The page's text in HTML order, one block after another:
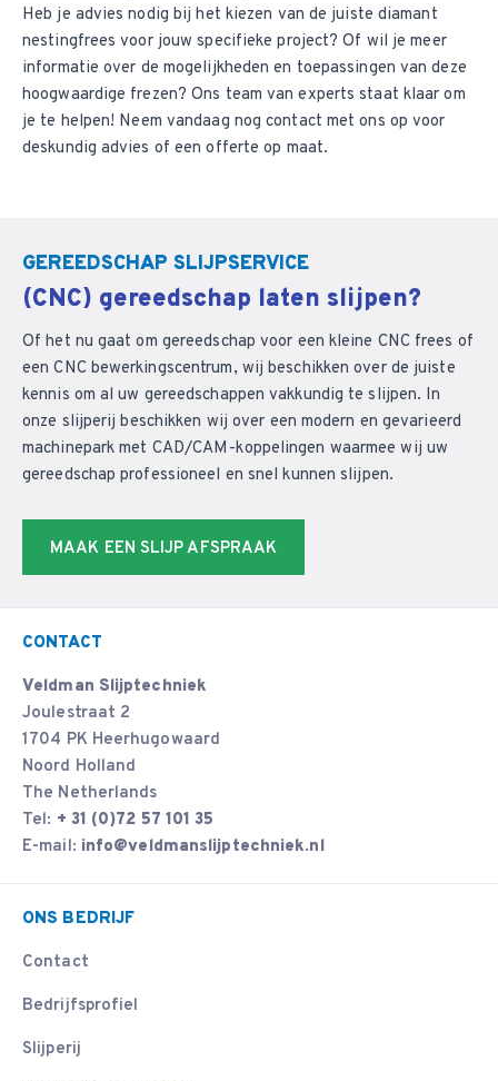
Heb je advies nodig bij het kiezen van de juiste diamant
nestingfrees voor jouw specifieke project? Of wil je meer
informatie over de mogelijkheden en toepassingen van deze
hoogwaardige frezen? Ons team van experts staat klaar om
je te helpen! Neem vandaag nogcontact met ons op voor
deskundig advies of een offerte op maat.
GEREEDSCHAP SLIJPSERVICE
(CNC) gereedschap laten slijpen?
Of het nu gaat om gereedschap voor een kleine CNC frees of
een CNC bewerkingscentrum, wij beschikken over de juiste
kennis om al uw gereedschappen vakkundig te slijpen. In
onze slijperij beschikken wij over een modern en gevarieerd
machinepark met CAD/CAM-koppelingen waarmee wij uw
gereedschap professioneel en snel kunnen slijpen.
MAAK EEN SLIJP AFSPRAAK
CONTACT
Veldman Slijptechniek
Joulestraat 2
1704 PK Heerhugowaard
Noord Holland
The Netherlands
Tel: + 31 (0)72 57 101 35
E-mail: info@veldmanslijptechniek.nl
ONS BEDRIJF
Contact
Bedrijfsprofiel
Slijperij